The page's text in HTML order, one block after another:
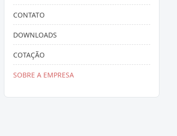
CONTATO
DOWNLOADS
COTAÇÃO
SOBRE A EMPRESA